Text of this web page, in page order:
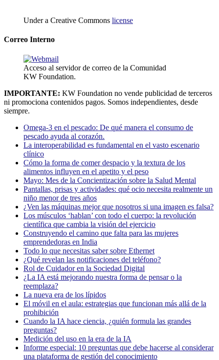
Under a Creative Commons license
Correo Interno
Acceso al servidor de correo de la Comunidad
KW Foundation.
IMPORTANTE: KW Foundation no vende publicidad de terceros
ni promociona contenidos pagos. Somos independientes, desde
siempre.
Omega-3 en el pescado: De qué manera el consumo de
pescado ayuda al corazón.
La interoperabilidad es fundamental en el vasto escenario
clínico
Cómo la forma de comer despacio y la textura de los
alimentos influyen en el apetito y el peso
Mayo: Mes de la Concientización sobre la Salud Mental
Pantallas, prisas y actividades: qué ocio necesita realmente un
niño menor de tres años
¿Ven las máquinas mejor que nosotros si una imagen es falsa?
Los músculos ‘hablan’ con todo el cuerpo: la revolución
científica que cambia la visión del ejercicio
Construyendo el camino que falta para las mujeres
emprendedoras en India
Todo lo que necesitas saber sobre Ethernet
¿Qué revelan las notificaciones del teléfono?
Rol de Cuidador en la Sociedad Digital
¿La IA está mejorando nuestra forma de pensar o la
reemplaza?
La nueva era de los lípidos
El móvil en el aula: estrategias que funcionan más allá de la
prohibición
Cuando la IA hace ciencia, ¿quién formula las grandes
preguntas?
Medición del uso en la era de la IA
Informe especial: 10 preguntas que debe hacerse al considerar
una plataforma de gestión del conocimiento